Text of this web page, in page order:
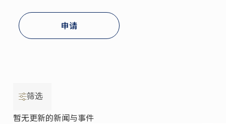
申请
筛选
暂无更新的新闻与事件